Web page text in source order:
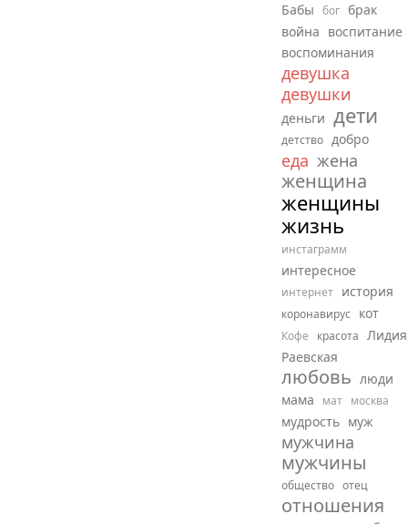
Бабы бог брак
война воспитание
воспоминания
девушка
девушки
деньги дети
детство добро
еда жена
женщина
женщины
жизнь
инстаграмм
интересное
интернет история
коронавирус кот
Кофе красота Лидия
Раевская
любовь люди
мама
мат москва
мудрость муж
мужчина
мужчины
общество отец
отношения